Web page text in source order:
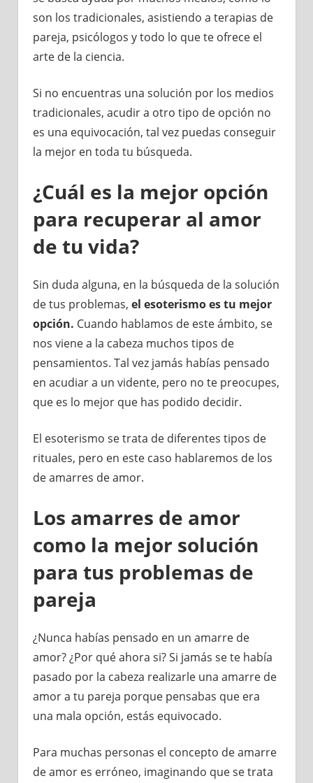
son los tradicionales, asistiendo a terapias de
pareja, psicólogos y todo lo que te ofrece el
arte de la ciencia.
Si no encuentras una solución por los medios
tradicionales, acudir a otro tipo de opción no
es una equivocación, tal vez puedas conseguir
la mejor en toda tu búsqueda.
¿Cuál es la mejor opción
para recuperar al amor
de tu vida?
Sin duda alguna, en la búsqueda de la solución
de tus problemas, el esoterismo es tu mejor
opción. Cuando hablamos de este ámbito, se
nos viene a la cabeza muchos tipos de
pensamientos. Tal vez jamás habías pensado
en acudiar a un vidente, pero no te preocupes,
que es lo mejor que has podido decidir.
El esoterismo se trata de diferentes tipos de
rituales, pero en este caso hablaremos de los
de amarres de amor.
Los amarres de amor
como la mejor solución
para tus problemas de
pareja
¿Nunca habías pensado en un amarre de
amor? ¿Por qué ahora si? Si jamás se te había
pasado por la cabeza realizarle una amarre de
amor a tu pareja porque pensabas que era
una mala opción, estás equivocado.
Para muchas personas el concepto de amarre
de amor es erróneo, imaginando que se trata